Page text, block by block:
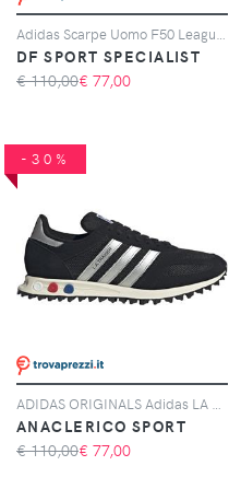
DF SPORT SPECIALIST
€ 110,00€ 77,00
-30%
ANACLERICO SPORT
€ 110,00€ 77,00